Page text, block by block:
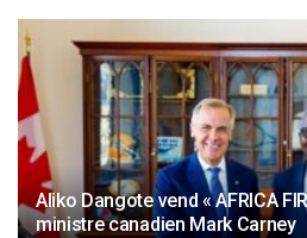
Aliko Dangote vend « AFRICA
ministre canadien Mark Carney